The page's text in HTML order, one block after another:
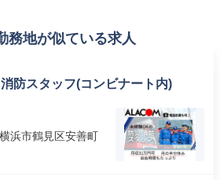
務地が似ている求人
防スタッフ(コンビナート内)
浜市鶴見区安善町